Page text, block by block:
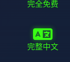
完全免费
完整中文